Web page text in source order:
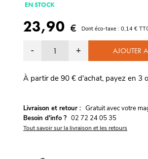
EN STOCK
23,90 € Dont éco-taxe : 0,14 €
- + AJOUTER
À partir de 90 € d'achat, payez en 3
Livraison et retour : Gratuit avec votre
Besoin d'info ? 02 72 24 05 35
Tout savoir sur la livraison et les retours